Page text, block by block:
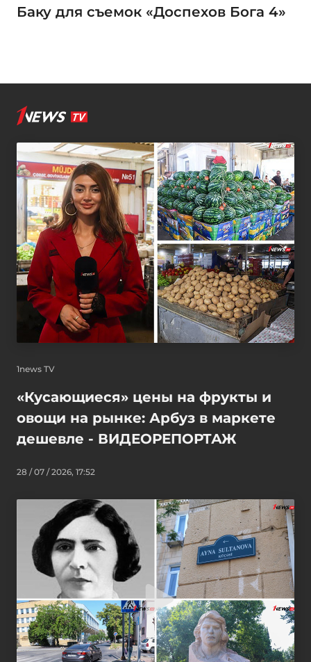
Баку для съемок «Доспехов Бога 4»
1news TV
«Кусающиеся» цены на фрукты и
овощи на рынке: Арбуз в маркете
дешевле - ВИДЕОРЕПОРТАЖ
28 / 07 / 2026, 17:52